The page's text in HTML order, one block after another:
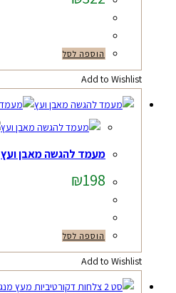
הוספה לסל
Add to Wishlist
מעמד להגשה מאבן ועץ
₪198
הוספה לסל
Add to Wishlist